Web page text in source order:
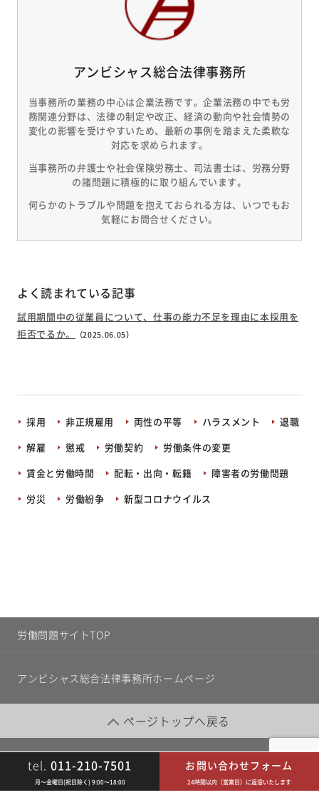
アンビシャス総合法律事務所
当事務所の業務の中心は企業法務です。企業法務の中でも労
務関連分野は、法律の制定や改正、経済の動向や社会情勢の
変化の影響を受けやすいため、最新の事例を踏まえた柔軟な
対応を求められます。
当事務所の弁護士や社会保険労務士、司法書士は、労務分野
の諸問題に積極的に取り組んでいます。
何らかのトラブルや問題を抱えておられる方は、いつでもお
気軽にお問合せください。
よく読まれている記事
試用期間中の従業員について、仕事の能力不足を理由に本採用を
拒否でるか。
（2025.06.05）
採用 非正規雇用 両性の平等 ハラスメント
退職
解雇
懲戒 労働契約
労働条件の変更
賃金と労働時間
配転・出向・転籍
障害者の労働問題
労災
労働紛争 新型コロナウイルス
tel.011-210-7501
月〜金曜日(祝日除く) 9:00〜18:00
お問い合わせフォーム
24時間以内（営業日）に返信いたします
労働問題サイトTOP
アンビシャス総合法律事務所ホームページ
ページトップへ戻る
©2026 Ambitious Law Office